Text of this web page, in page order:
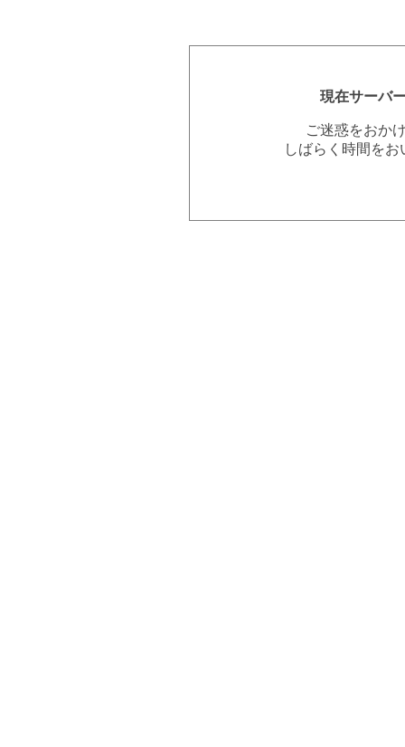
現在サーバ
ご迷惑をおか
しばらく時間を